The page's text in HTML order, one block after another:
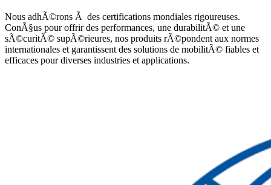
Nous adhÃ©rons Ã des certifications mondiales rigoureuses.
ConÃ§us pour offrir des performances, une durabilitÃ© et une
sÃ©curitÃ© supÃ©rieures, nos produits rÃ©pondent aux normes
internationales et garantissent des solutions de mobilitÃ© fiables et
efficaces pour diverses industries et applications.